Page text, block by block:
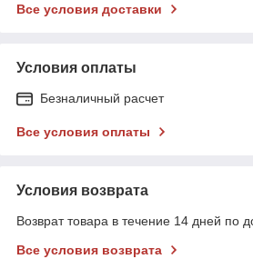
Все условия доставки
Условия оплаты
Безналичный расчет
Все условия оплаты
Условия возврата
Возврат товара в течение 14 дней по
Все условия возврата